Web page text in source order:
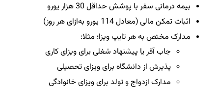
بیمه درمانی سفر با پوشش حداقل 30 هزار یورو
اثبات تمکن مالی (معادل 114 یورو به‌ازای هر روز)
مدارک مختص به هر تایپ ویزا؛ مثلا:
جاب آفر یا پیشنهاد شغلی برای ویزای کاری
پذیرش از دانشگاه برای ویزای تحصیلی
مدارک ازدواج و تولد برای ویزای خانوادگی